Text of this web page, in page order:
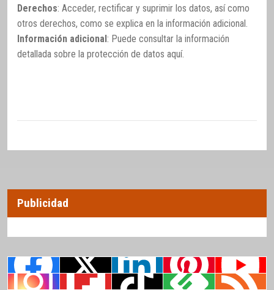
Derechos: Acceder, rectificar y suprimir los datos, así como
otros derechos, como se explica en la información adicional.
Información adicional: Puede consultar la información
detallada sobre la protección de datos aquí.
Publicidad